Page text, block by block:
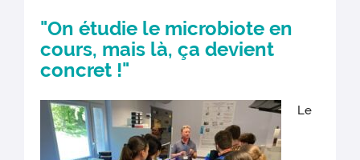
"On étudie le microbiote en
cours, mais là, ça devient
concret !"
Le